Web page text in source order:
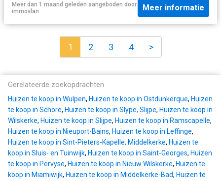
Meer dan 1 maand geleden aangeboden door
immovlan
Meer informatie
1 2 3 4 >
Gerelateerde zoekopdrachten
Huizen te koop in Wulpen, Huizen te koop in Ostdunkerque, Huizen
te koop in Schore, Huizen te koop in Slype, Slijpe, Huizen te koop in
Wilskerke, Huizen te koop in Slijpe, Huizen te koop in Ramscapelle,
Huizen te koop in Nieuport-Bains, Huizen te koop in Leffinge,
Huizen te koop in Sint-Pieters-Kapelle, Middelkerke, Huizen te
koop in Sluis- en Tuinwijk, Huizen te koop in Saint-Georges, Huizen
te koop in Pervyse, Huizen te koop in Nieuw Wilskerke, Huizen te
koop in Miamiwijk, Huizen te koop in Middelkerke-Bad, Huizen te